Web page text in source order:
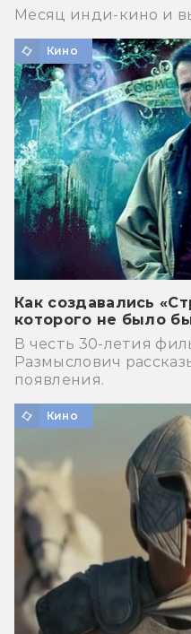
Месяц инди-кино и
Кино
Как создавались
которого не было
В честь 30-летия
Размыслович
появления.
Кино